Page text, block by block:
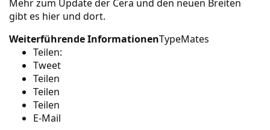
Mehr zum Update der Cera und den neuen Breiten
gibt es hier und dort.
Weiterführende InformationenTypeMates
Teilen:
Tweet
Teilen
Teilen
Teilen
E-Mail